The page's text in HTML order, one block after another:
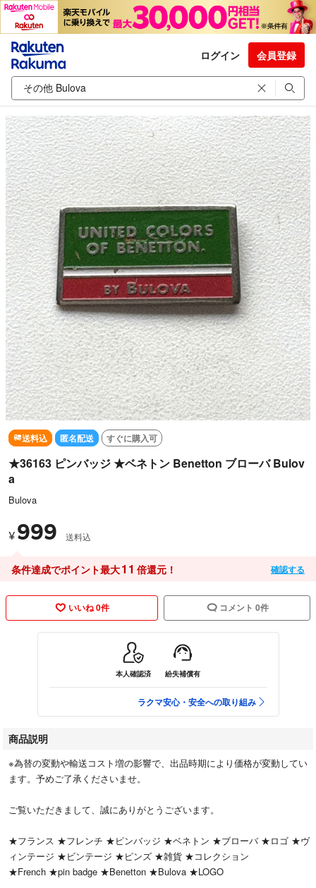
ログイン 会員登録
送料込 匿名配送 すぐに購入可
★36163 ピンバッジ ★ベネトン Benetton ブローバ Bulov
a
Bulova
¥ 999 送料込
条件達成でポイント最大11 倍還元！ 確認する
いいね 0件 コメント 0件
本人確認済 紛失補償有
ラクマ安心・安全への取り組み
商品説明
※為替の変動や輸送コスト増の影響で、出品時期により価格が変動してい
ます。予めご了承くださいませ。
ご覧いただきまして、誠にありがとうございます。
★フランス ★フレンチ ★ピンバッジ ★ベネトン ★ブローバ ★ロゴ ★ヴ
ィンテージ ★ビンテージ ★ピンズ ★雑貨 ★コレクション
★French ★pin badge ★Benetton ★Bulova ★LOGO